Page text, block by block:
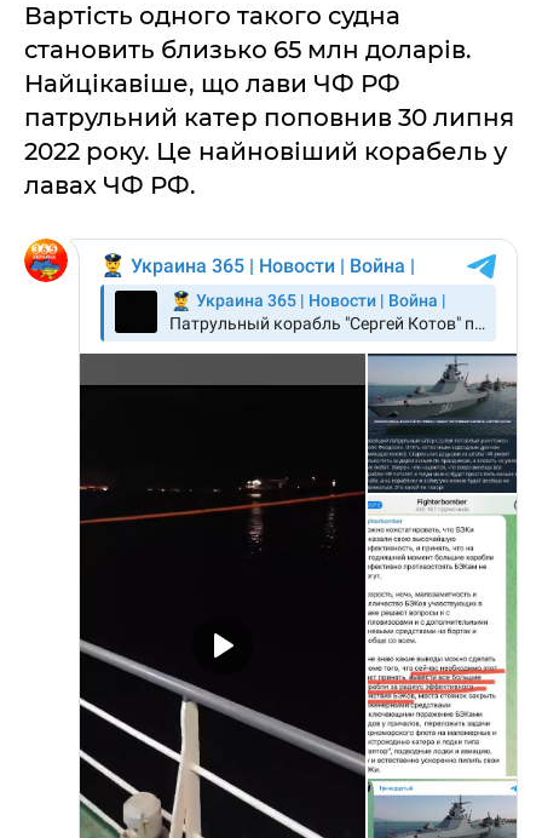
Вартість одного такого судна
становить близько 65 млн доларів.
Найцікавіше, що лави ЧФ РФ
патрульний катер поповнив 30 липня
2022 року. Це найновіший корабель у
лавах ЧФ РФ.